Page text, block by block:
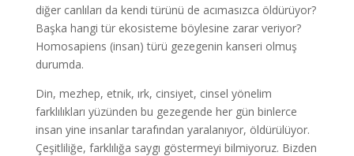
diğer canlıları da kendi türünü de acımasızca öldürüyor?
Başka hangi tür ekosisteme böylesine zarar veriyor?
Homosapiens (insan) türü gezegenin kanseri olmuş
durumda.
Din, mezhep, etnik, ırk, cinsiyet, cinsel yönelim
farklılıkları yüzünden bu gezegende her gün binlerce
insan yine insanlar tarafından yaralanıyor, öldürülüyor.
Çeşitliliğe, farklılığa saygı göstermeyi bilmiyoruz. Bizden